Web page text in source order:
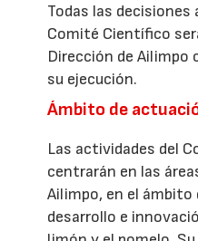
Todas las decisiones
Comité Científico
Dirección de Ailimpo
su ejecución.
Ámbito de
Las actividades del
centrarán en las
Ailimpo, en el
desarrollo e